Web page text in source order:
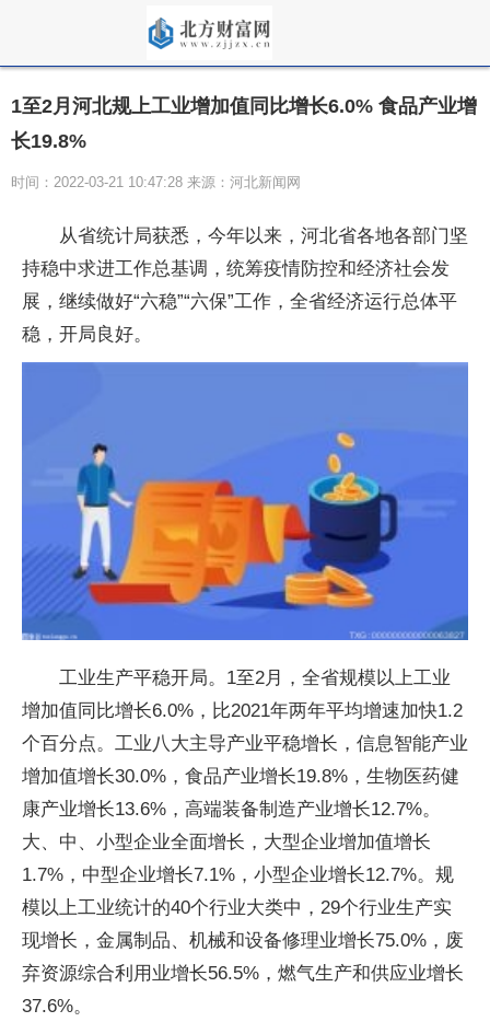
1至2月河北规上工业增加值同比增长6.0% 食品产业增
长19.8%
时间：2022-03-21 10:47:28 来源：河北新闻网
从省统计局获悉，今年以来，河北省各地各部门坚
持稳中求进工作总基调，统筹疫情防控和经济社会发
展，继续做好“六稳”“六保”工作，全省经济运行总体平
稳，开局良好。
工业生产平稳开局。1至2月，全省规模以上工业
增加值同比增长6.0%，比2021年两年平均增速加快1.2
个百分点。工业八大主导产业平稳增长，信息智能产业
增加值增长30.0%，食品产业增长19.8%，生物医药健
康产业增长13.6%，高端装备制造产业增长12.7%。
大、中、小型企业全面增长，大型企业增加值增长
1.7%，中型企业增长7.1%，小型企业增长12.7%。规
模以上工业统计的40个行业大类中，29个行业生产实
现增长，金属制品、机械和设备修理业增长75.0%，废
弃资源综合利用业增长56.5%，燃气生产和供应业增长
37.6%。